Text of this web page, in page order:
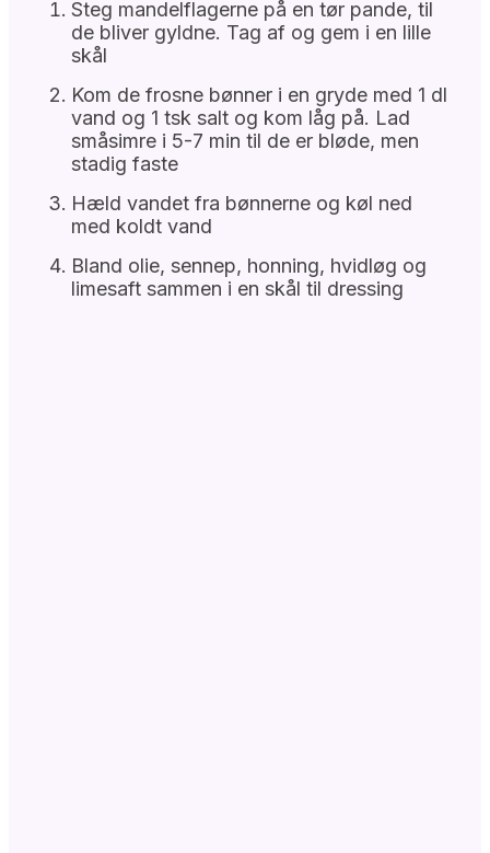
Steg mandelflagerne på en tør pande, til
de bliver gyldne. Tag af og gem i en lille
skål
Kom de frosne bønner i en gryde med 1 dl
vand og 1 tsk salt og kom låg på. Lad
småsimre i 5-7 min til de er bløde, men
stadig faste
Hæld vandet fra bønnerne og køl ned
med koldt vand
Bland olie, sennep, honning, hvidløg og
limesaft sammen i en skål til dressing